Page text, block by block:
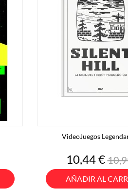
VideoJuegos
Precio
10,44 €
AÑADIR AL